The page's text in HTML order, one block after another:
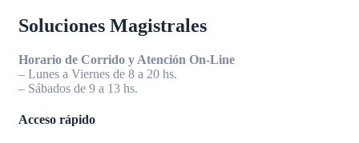
Soluciones Magistrales
Horario de Corrido y Atención On-Line
– Lunes a Viernes de 8 a 20 hs.
– Sábados de 9 a 13 hs.
Acceso rápido